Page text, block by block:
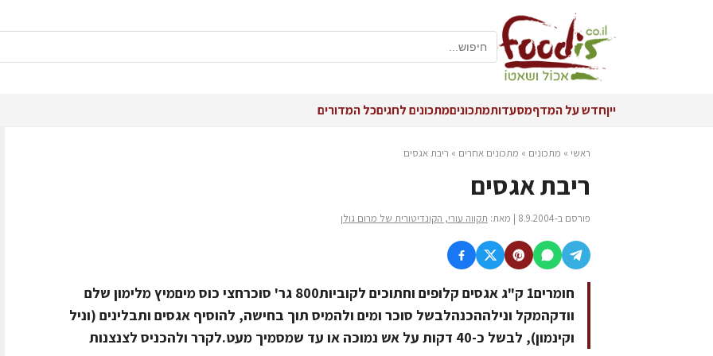
ייןחדש על המדףמסעדותמתכוניםמתכונים לחגיםכל המדורים
ראשי » מתכונים » מתכונים אחרים » ריבת אגסים
ריבת אגסים
פורסם ב-8.9.2004 | מאת: תקווה עורי, הקונדיטורית של מרום גולן
חומרים1 ק"ג אגסים קלופים וחתוכים לקוביות800 גר' סוכרחצי כוס מיםמיץ מלימון שלם
וודקהמקל ונילההכנהלבשל סוכר ומים ולהמיס תוך בחישה, להוסיף אגסים ותבלינים (וניל
וקינמון), לבשל כ-40 דקות על אש נמוכה או עד שמסמיך מעט.לקרר ולהכניס לצנצנות